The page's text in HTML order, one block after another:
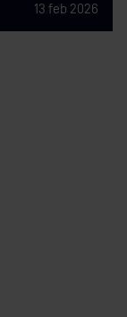
13 feb 2026